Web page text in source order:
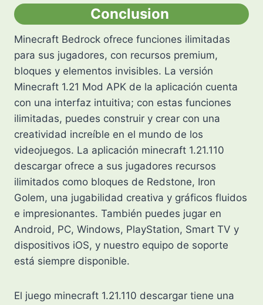
Conclusion
Minecraft Bedrock ofrece funciones ilimitadas
para sus jugadores, con recursos premium,
bloques y elementos invisibles. La versión
Minecraft 1.21 Mod APK de la aplicación cuenta
con una interfaz intuitiva; con estas funciones
ilimitadas, puedes construir y crear con una
creatividad increíble en el mundo de los
videojuegos. La aplicación minecraft 1.21.110
descargar ofrece a sus jugadores recursos
ilimitados como bloques de Redstone, Iron
Golem, una jugabilidad creativa y gráficos fluidos
e impresionantes. También puedes jugar en
Android, PC, Windows, PlayStation, Smart TV y
dispositivos iOS, y nuestro equipo de soporte
está siempre disponible.
El juego minecraft 1.21.110 descargar tiene una